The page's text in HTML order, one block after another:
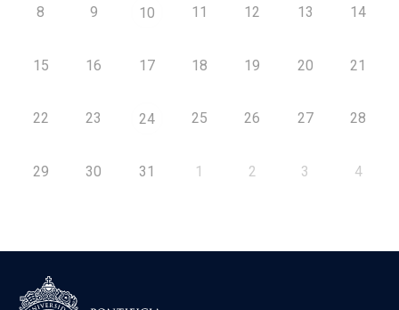
8 9 10 11 12 13 14
15 16 17 18 19 20 21
22 23 24 25 26 27 28
29 30 31 1 2 3 4